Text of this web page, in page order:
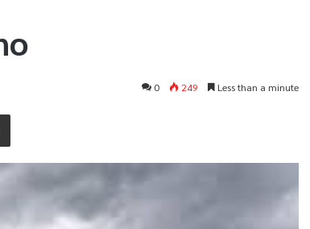
0 249 Less than a minute